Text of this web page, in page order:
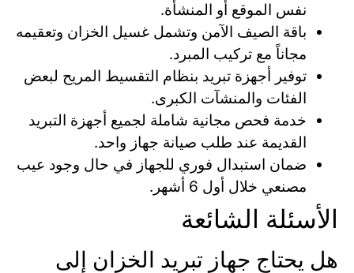
نفس الموقع أو المنشأة.
باقة الصيف الآمن وتشمل غسيل الخزان وتعقيمه
مجاناً مع تركيب المبرد.
توفير أجهزة تبريد بنظام التقسيط المريح لبعض
الفئات والمنشآت الكبرى.
خدمة فحص مجانية شاملة لجميع أجهزة التبريد
القديمة عند طلب صيانة جهاز واحد.
ضمان استبدال فوري للجهاز في حال وجود عيب
مصنعي خلال أول 6 أشهر.
الأسئلة الشائعة
هل يحتاج جهاز تبريد الخزان إلى